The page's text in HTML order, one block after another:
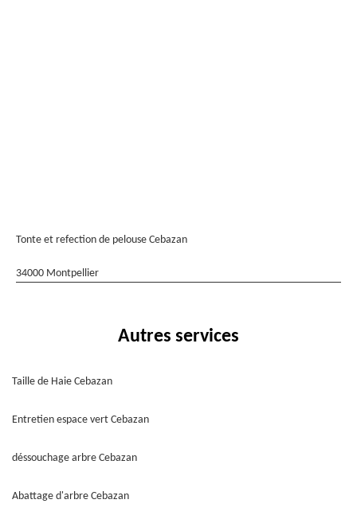
Tonte et refection de pelouse Cebazan
34000 Montpellier
Autres services
Taille de Haie Cebazan
Entretien espace vert Cebazan
déssouchage arbre Cebazan
Abattage d'arbre Cebazan